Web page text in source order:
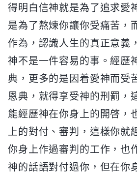
得明白信神就是為了追求愛
是為了熬煉你讓你受痛苦，
作為，認識人生的真正意義
神不是一件容易的事。經歷
典，更多的是因着愛神而受
恩典，就得享受神的刑罰，
能經歷神在你身上的開啓，
上的對付、審判，這樣你就
你身上作過審判的工作，也
神的話語對付過你，但在你